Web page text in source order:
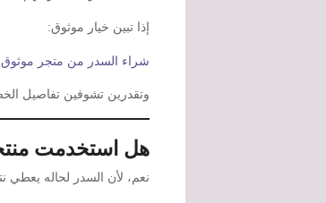
إذا تبين خيار موثوق:
شراء السدر من متجر موثوق
وتقدرين تشوفين تفاصيل
هل استخدمت
نعم، لأن السدر لحاله يعطي